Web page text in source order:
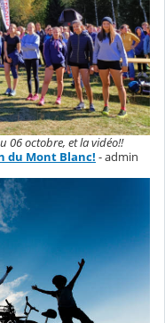
06 octobre, et la vidéo!!
du Mont Blanc! - admin